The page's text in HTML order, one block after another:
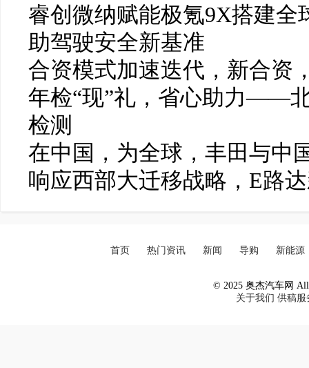
睿创微纳赋能极氪9X搭建
助驾驶安全新基准
合资模式加速迭代，新合资
年检“现”礼，省心助力——
检测
在中国，为全球，丰田与中
响应西部大迁移战略，E路
首页 热门资讯 新闻 导购 新能源
© 2025 奥杰汽车网 All
关于我们 供稿服